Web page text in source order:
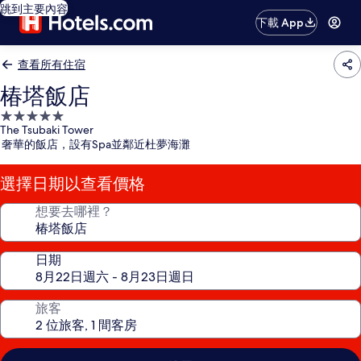
跳到主要內容
下載 App
查看所有住宿
椿塔飯店
5.0
星
級
住
宿
The Tsubaki Tower
奢華的飯店，設有Spa並鄰近杜夢海灘
選擇日期以查看價格
想要去哪裡？
日期
旅客